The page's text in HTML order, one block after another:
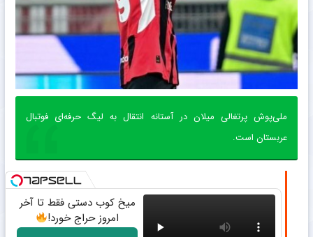
ملی‌پوش پرتغالی میلان در آستانه انتقال به لیگ حرفه‌ای فوتبال
عربستان است.
میخ کوب دستی فقط تا آخر
امروز حراج خورد!